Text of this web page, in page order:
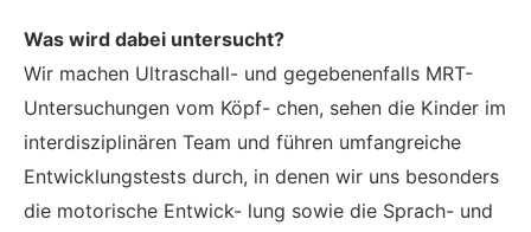
Was wird dabei untersucht?
Wir machen Ultraschall- und gegebenenfalls MRT-
Untersuchungen vom Köpf- chen, sehen die Kinder im
interdisziplinären Team und führen umfangreiche
Entwicklungstests durch, in denen wir uns besonders
die motorische Entwick- lung sowie die Sprach- und